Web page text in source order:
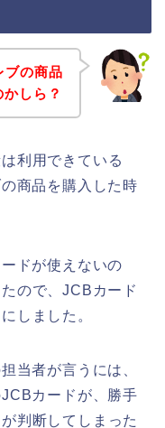
ブの商品
しら？
利用できている
商品を購入した時
ドが使えないの
ので、JCBカード
しました。
当者が言うには、
カードが、勝手
判断してしまった